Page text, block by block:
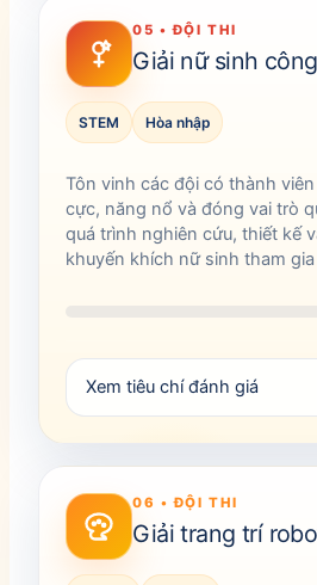
05 • ĐỘI THI
Giải nữ sinh
STEM Hòa nhập
Tôn vinh các đội có thành
cực, năng nổ và đóng vai trò
quá trình nghiên cứu, thiết kế
khuyến khích nữ sinh tham gia
Xem tiêu chí đánh giá
06 • ĐỘI THI
Giải trang trí